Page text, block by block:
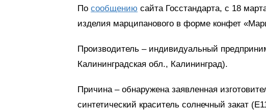
По сообщению сайта Госстандарта, с 18
изделия марципанового в форме конфет
Производитель – индивидуальный
Калининградская обл., Калининград).
Причина – обнаружена заявленная
синтетический краситель солнечный закат